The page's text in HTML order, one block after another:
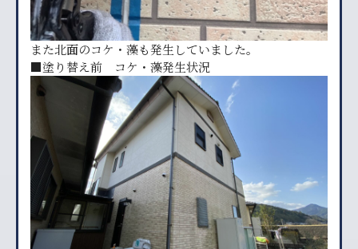
また北面のコケ・藻も発生していました。
■塗り替え前 コケ・藻発生状況